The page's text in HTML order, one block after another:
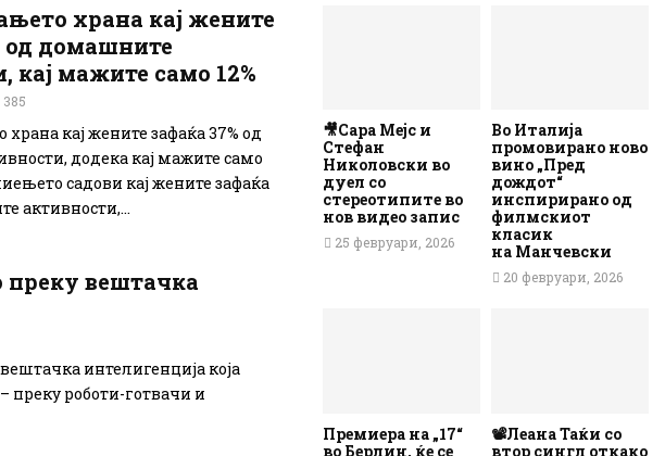
храна кај жените
од домашните
кај мажите само 12%
385
кај жените зафаќа 37% од
додека кај мажите само
садови кај жените зафаќа
активности,...
преку вештачка
интелигенција која
преку роботи-готвачи и
🎥Сара Мејс и
Стефан
Николовски во
дуел со
стереотипите во
нов видео запис
25 февруари, 2026
Во Италија
промовирано ново
вино „Пред
дождот“
инспирирано од
филмскиот
класик
на Манчевски
20 февруари, 2026
Премиера на „17“
во Берлин, ќе се
📽️Леана Таќи со
втор сингл откако